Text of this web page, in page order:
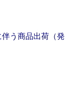
う商品出荷（発